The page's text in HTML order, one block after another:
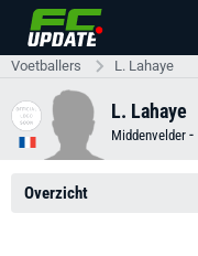
Voetballers L. Lahaye
L. Lahaye
Middenvelder -
Overzicht